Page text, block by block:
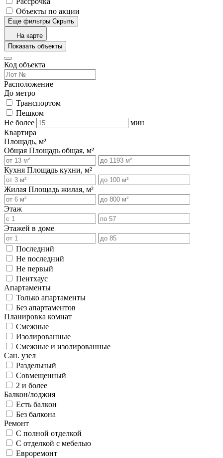
Объекты по акции
Еще фильтры Скрыть
На карте
Показать объекты
Код объекта
Расположение
До метро
Транспортом
Пешком
Не более
мин
Квартира
Площадь, м²
Общая Площадь общая, м²
Кухня Площадь кухни, м²
Жилая Площадь жилая, м²
Этаж
Этажей в доме
Последний
Не последний
Не первый
Пентхаус
Апартаменты
Только апартаменты
Без апартаментов
Планировка комнат
Смежные
Изолированные
Смежные и изолированные
Сан. узел
Раздельный
Совмещенный
2 и более
Балкон/лоджия
Есть балкон
Без балкона
Ремонт
С полной отделкой
С отделкой с мебелью
Евроремонт